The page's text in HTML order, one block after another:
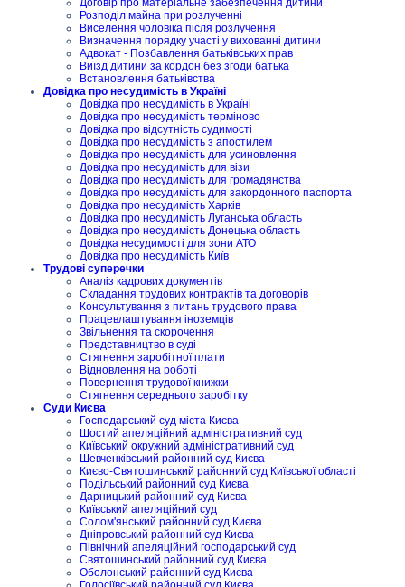
Договір про матеріальне забезпечення дитини
Розподіл майна при розлученні
Виселення чоловіка після розлучення
Визначення порядку участі у вихованні дитини
Адвокат - Позбавлення батьківських прав
Виїзд дитини за кордон без згоди батька
Встановлення батьківства
Довідка про несудимість в Україні
Довідка про несудимість в Україні
Довідка про несудимість терміново
Довідка про відсутність судимості
Довідка про несудимість з апостилем
Довідка про несудимість для усиновлення
Довідка про несудимість для візи
Довідка про несудимість для громадянства
Довідка про несудимість для закордонного паспорта
Довідка про несудимість Харків
Довідка про несудимість Луганська область
Довідка про несудимість Донецька область
Довідка несудимості для зони АТО
Довідка про несудимість Київ
Трудові суперечки
Аналіз кадрових документів
Складання трудових контрактів та договорів
Консультування з питань трудового права
Працевлаштування іноземців
Звільнення та скорочення
Представництво в суді
Стягнення заробітної плати
Відновлення на роботі
Повернення трудової книжки
Стягнення середнього заробітку
Суди Києва
Господарський суд міста Києва
Шостий апеляційний адміністративний суд
Київський окружний адміністративний суд
Шевченківський районний суд Києва
Києво-Святошинський районний суд Київської області
Подільський районний суд Києва
Дарницький районний суд Києва
Київський апеляційний суд
Солом'янський районний суд Києва
Дніпровський районний суд Києва
Північний апеляційний господарський суд
Святошинський районний суд Києва
Оболонський районний суд Києва